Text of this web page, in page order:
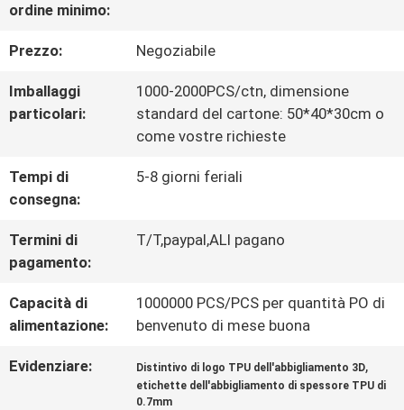
QUALITÀ
CONTATTACI
TUTTI
CASI
VR
ordine minimo:
Prezzo: Negoziabile
Imballaggi
particolari:
1000-2000PCS/ctn, dimensione
standard del cartone: 50*40*30cm o
come vostre richieste
Tempi di
consegna:
5-8 giorni feriali
Termini di
pagamento:
T/T,paypal,ALI pagano
Capacità di
alimentazione:
1000000 PCS/PCS per quantità PO di
benvenuto di mese buona
Evidenziare: Distintivo di logo TPU dell'abbigliamento 3D,
etichette dell'abbigliamento di spessore TPU di
0.7mm